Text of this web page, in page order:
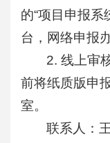
的“项目申报系
台，网络申报
2. 线上审
前将纸质版申
室。
联系人：